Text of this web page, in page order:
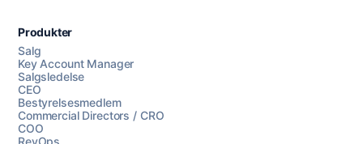
Produkter
Salg
Key Account Manager
Salgsledelse
CEO
Bestyrelsesmedlem
Commercial Directors / CRO
COO
RevOps